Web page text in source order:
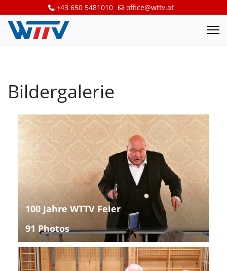
+43 650 5481010 office@wttv.at
Bildergalerie
100 Jahre WTTV Feier
91 Photos